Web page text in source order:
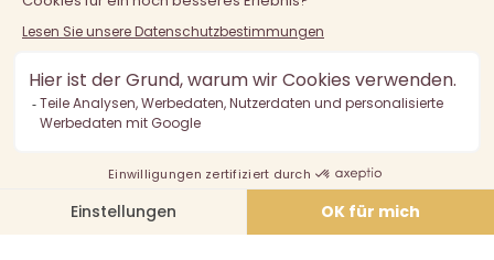
Der Verkauf von Alkohol an unter 18-Jährige ist verboten.
Alkoholmissbrauch ist gefährlich für die Gesundheit, in